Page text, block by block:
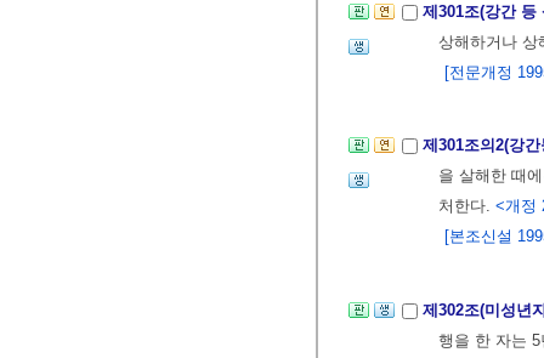
제301조(강간
상해하거나
[전문개정
제301조의2(강
을 살해한 때
처한다. <개정
[본조신설
제302조(미성년
행을 한 자는